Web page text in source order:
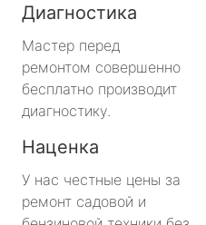
Диагностика
Мастер перед
ремонтом совершенно
бесплатно производит
диагностику.
Наценка
У нас честные цены за
ремонт садовой и